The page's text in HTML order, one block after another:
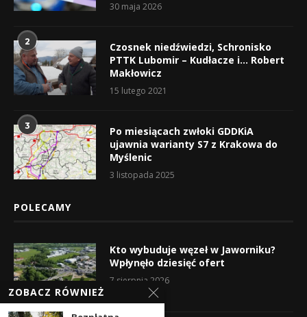
30 maja 2026
2
Czosnek niedźwiedzi, Schronisko
PTTK Lubomir – Kudłacze i… Robert
Makłowicz
15 lutego 2021
3
Po miesiącach zwłoki GDDKiA
ujawnia warianty S7 z Krakowa do
Myślenic
3 listopada 2025
POLECAMY
Kto wybuduje węzeł w Jaworniku?
Wpłynęło dziesięć ofert
7 sierpnia 2026
ZOBACZ RÓWNIEŻ